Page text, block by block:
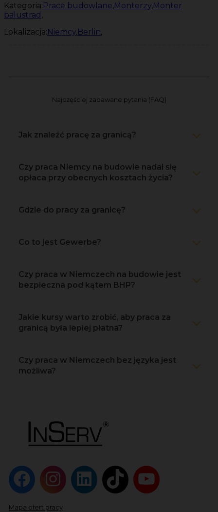
Kategoria:Prace budowlane,Monterzy,Monter
balustrad ,
Lokalizacja:Niemcy,Berlin,
Najczęściej zadawane pytania (FAQ)
Jak znaleźć pracę za granicą?
Czy praca Niemcy na budowie nadal się
opłaca przy obecnych kosztach życia?
Gdzie do pracy za granicę?
Co to jest Gewerbe?
Czy praca w Niemczech na budowie jest
bezpieczna pod kątem BHP?
Jakie kursy warto zrobić, aby praca za
granicą była lepiej płatna?
Czy praca w Niemczech bez języka jest
możliwa?
Mapa ofert pracy